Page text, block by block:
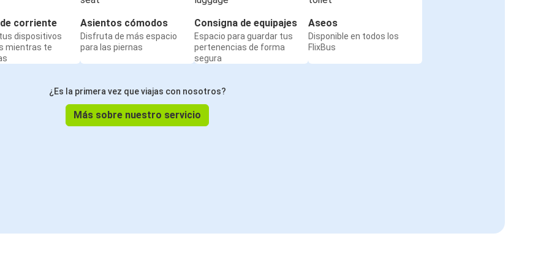
corriente
dispositivos
mientras te
Asientos cómodos
Disfruta de más espacio
para las piernas
Consigna de equipajes
Espacio para guardar tus
pertenencias de forma
segura
Aseos
Disponible en todos los
FlixBus
¿Es la primera vez que viajas con nosotros?
Más sobre nuestro servicio